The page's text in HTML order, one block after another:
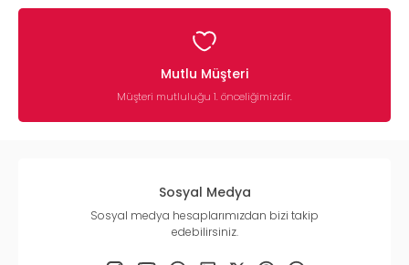
Mutlu Müşteri
Müşteri mutluluğu 1. önceliğimizdir.
Sosyal Medya
Sosyal medya hesaplarımızdan bizi takip
edebilirsiniz.